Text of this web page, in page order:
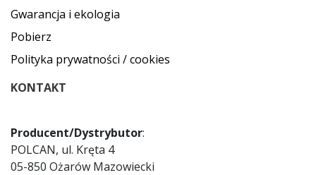
Gwarancja i ekologia
Pobierz
Polityka prywatności / cookies
KONTAKT
Producent/Dystrybutor:
POLCAN, ul. Kręta 4
05-850 Ożarów Mazowiecki